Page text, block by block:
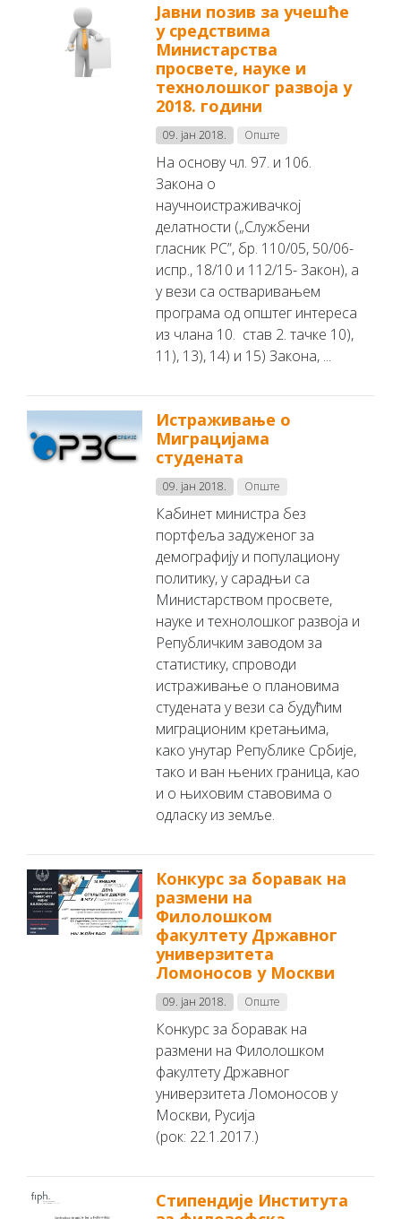
Јавни позив за учешће
у средствима
Министарства
просвете, науке и
технолошког развоја у
2018. години
09. јан 2018. Опште
На основу чл. 97. и 106.
Закона о
научноистраживачкој
делатности („Службени
гласник РС”, бр. 110/05, 50/06-
испр., 18/10 и 112/15- Закон), а
у вези са остваривањем
програма од општег интереса
из члана 10. став 2. тачке 10),
11), 13), 14) и 15) Закона, ...
Истраживање о
Миграцијама
студената
09. јан 2018. Опште
Кабинет министра без
портфеља задуженог за
демографију и популациону
политику, у сарадњи са
Министарством просвете,
науке и технолошког развоја и
Републичким заводом за
статистику, спроводи
истраживање о плановима
студената у вези са будућим
миграционим кретањима,
како унутар Републике Србије,
тако и ван њених граница, као
и о њиховим ставовима о
одласку из земље.
Конкурс за боравак на
размени на
Филолошком
факултету Државног
универзитета
Ломоносов у Москви
09. јан 2018. Опште
Конкурс за боравак на
размени на Филолошком
факултету Државног
универзитета Ломоносов у
Москви, Русија
(рок: 22.1.2017.)
Стипендије Института